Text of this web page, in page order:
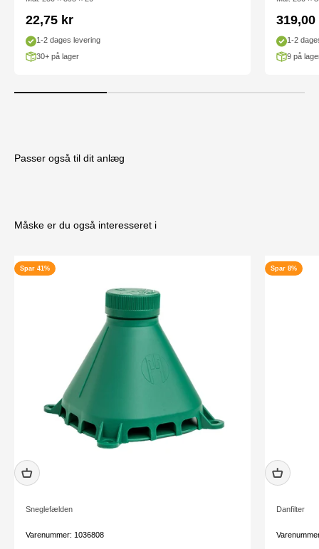
Salgspris
22,75 kr
1-2 dages levering
30+ på lager
319,00
1-2
9 på
Passer også til dit anlæg
Måske er du også interesseret i
Spar 41%
Sneglefælden
Varenummer: 1036808
Spar 8%
Danfilter